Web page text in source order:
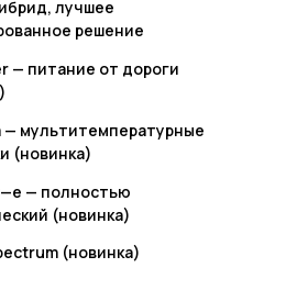
лучшее
решение
— питание от дороги
— мультитемпературные
(новинка)
— полностью
(новинка)
(новинка)